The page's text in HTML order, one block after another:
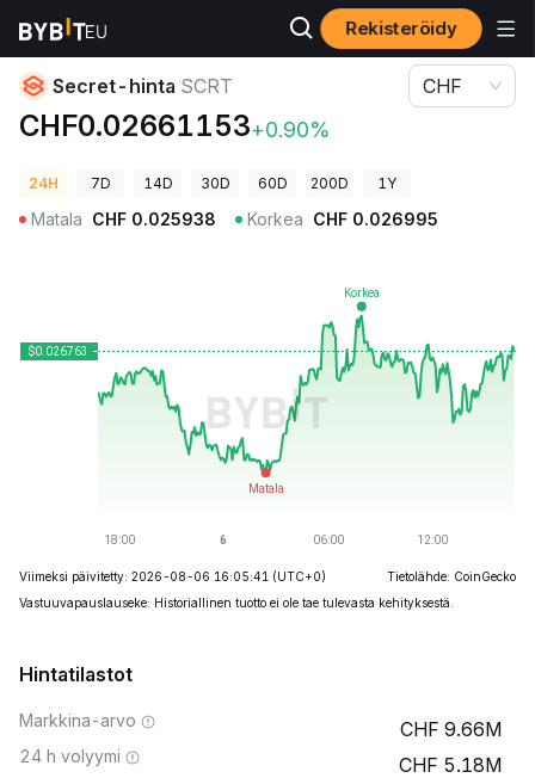
Rekisteröidy
Kryptohinnat
Secret-hinta SCRT
CHF0.02661153+0.90%
CHF
24H 7D 14D 30D 60D 200D 1Y
Matala CHF 0.025938 Korkea CHF 0.026995
Viimeksi päivitetty: 2026-08-06 16:05:41 (UTC+0)
Tietolähde: CoinGecko
Vastuuvapauslauseke: Historiallinen tuotto ei ole tae tulevasta kehityksestä.
Hintatilastot
Markkina-arvo 9.66M
24 h volyymi 5.18M